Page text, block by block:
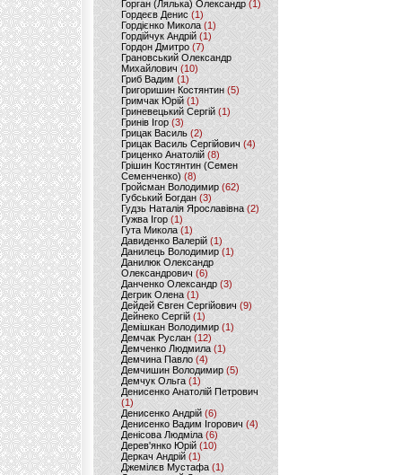
Горган (Лялька) Олександр(1)
Гордеєв Денис (1)
Гордієнко Микола (1)
Гордійчук Андрій (1)
Гордон Дмитро (7)
Грановський Олександр
Михайлович (10)
Гриб Вадим (1)
Григоришин Костянтин (5)
Гримчак Юрій(1)
Гриневецький Сергій(1)
Гринів Ігор (3)
Грицак Василь (2)
Грицак Василь Сергійович (4)
Гриценко Анатолій (8)
Грішин Костянтин (Семен
Семенченко)(8)
Гройсман Володимир(62)
Губський Богдан (3)
Гудзь Наталія Ярославівна(2)
Гужва Ігор (1)
Гута Микола (1)
Давиденко Валерій (1)
Данилець Володимир(1)
Данилюк Олександр
Олександрович (6)
Данченко Олександр (3)
Дегрик Олена(1)
Дейдей Євген Сергійович(9)
Дейнеко Сергій (1)
Демішкан Володимир(1)
Демчак Руслан (12)
Демченко Людмила (1)
Демчина Павло (4)
Демчишин Володимир (5)
Демчук Ольга(1)
Денисенко Анатолій Петрович
(1)
Денисенко Андрій (6)
Денисенко Вадим Ігорович (4)
Денісова Людміла(6)
Дерев'янко Юрій(10)
Деркач Андрій(1)
Джемілєв Мустафа (1)